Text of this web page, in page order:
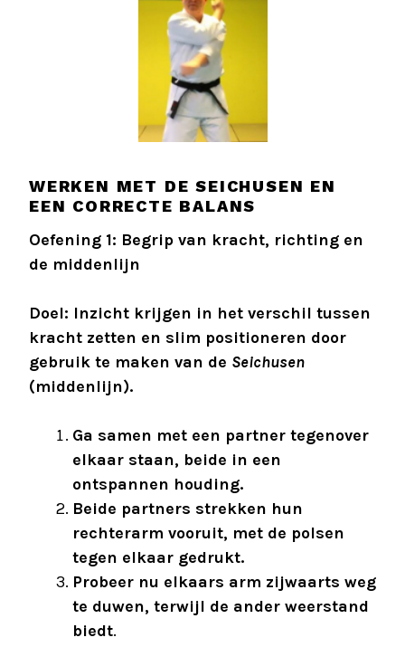
WERKEN MET DE SEICHUSEN EN
EEN CORRECTE BALANS
Oefening 1: Begrip van kracht, richting en
de middenlijn
Doel: Inzicht krijgen in het verschil tussen
kracht zetten en slim positioneren door
gebruik te maken van de Seichusen
(middenlijn).
Ga samen met een partner tegenover
elkaar staan, beide in een
ontspannen houding.
Beide partners strekken hun
rechterarm vooruit, met de polsen
tegen elkaar gedrukt.
Probeer nu elkaars arm zijwaarts weg
te duwen, terwijl de ander weerstand
biedt.